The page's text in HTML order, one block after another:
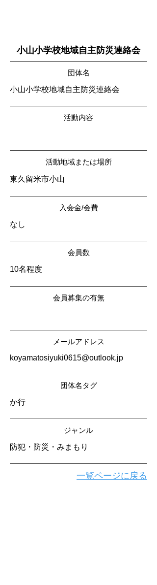
小山小学校地域自主防災連絡会
団体名
小山小学校地域自主防災連絡会
活動内容
活動地域または場所
東久留米市小山
入会金/会費
なし
会員数
10名程度
会員募集の有無
メールアドレス
koyamatosiyuki0615@outlook.jp
​団体名タグ
か行
​ジャンル
防犯・防災・みまもり
一覧ページに戻る